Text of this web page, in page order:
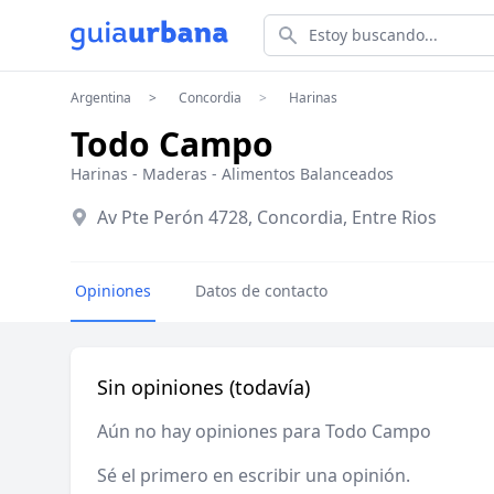
Estoy buscando...
Argentina Concordia Harinas
Todo Campo
Harinas - Maderas - Alimentos Balanceados
Av Pte Perón 4728, Concordia, Entre Rios
Opiniones Datos de contacto
Sin opiniones (todavía)
Aún no hay opiniones para Todo Campo
Sé el primero en escribir una opinión.